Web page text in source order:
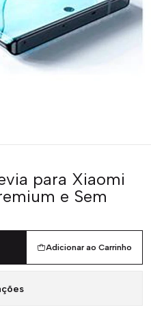
para Xiaomi
e Sem
Adicionar ao Carrinho